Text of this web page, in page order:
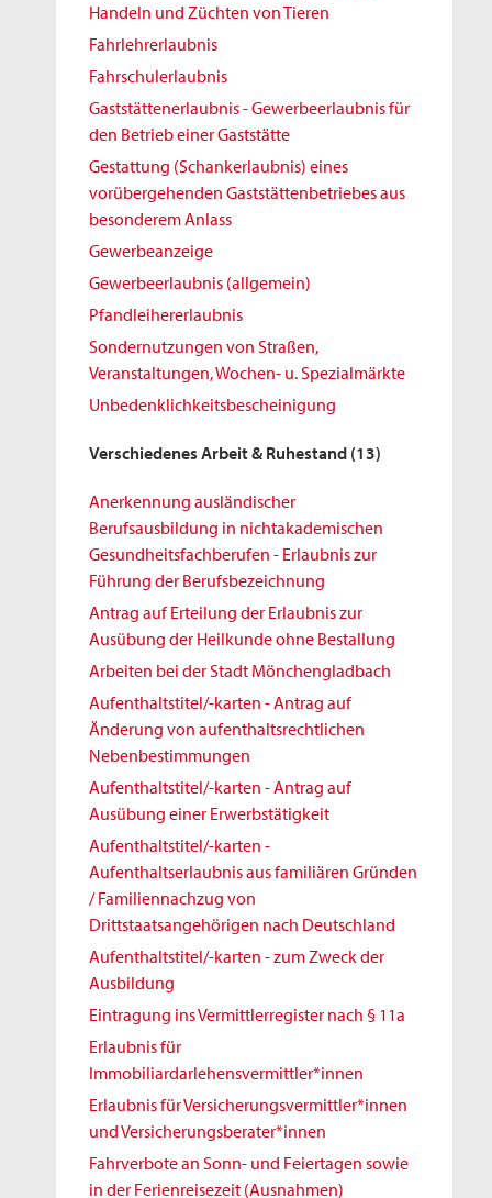
Handeln und Züchten von Tieren
Fahrlehrerlaubnis
Fahrschulerlaubnis
Gaststättenerlaubnis - Gewerbeerlaubnis für
den Betrieb einer Gaststätte
Gestattung (Schankerlaubnis) eines
vorübergehenden Gaststättenbetriebes aus
besonderem Anlass
Gewerbeanzeige
Gewerbeerlaubnis (allgemein)
Pfandleihererlaubnis
Sondernutzungen von Straßen,
Veranstaltungen, Wochen- u. Spezialmärkte
Unbedenklichkeitsbescheinigung
Verschiedenes Arbeit & Ruhestand (13)
Anerkennung ausländischer
Berufsausbildung in nichtakademischen
Gesundheitsfachberufen - Erlaubnis zur
Führung der Berufsbezeichnung
Antrag auf Erteilung der Erlaubnis zur
Ausübung der Heilkunde ohne Bestallung
Arbeiten bei der Stadt Mönchengladbach
Aufenthaltstitel/-karten - Antrag auf
Änderung von aufenthaltsrechtlichen
Nebenbestimmungen
Aufenthaltstitel/-karten - Antrag auf
Ausübung einer Erwerbstätigkeit
Aufenthaltstitel/-karten -
Aufenthaltserlaubnis aus familiären Gründen
/ Familiennachzug von
Drittstaatsangehörigen nach Deutschland
Aufenthaltstitel/-karten - zum Zweck der
Ausbildung
Eintragung ins Vermittlerregister nach § 11a
Erlaubnis für
Immobiliardarlehensvermittler*innen
Erlaubnis für Versicherungsvermittler*innen
und Versicherungsberater*innen
Fahrverbote an Sonn- und Feiertagen sowie
in der Ferienreisezeit (Ausnahmen)